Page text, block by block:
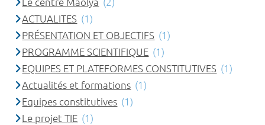
ACTUALITES (1)
PRÉSENTATION ET OBJECTIFS (1)
PROGRAMME SCIENTIFIQUE (1)
EQUIPES ET PLATEFORMES CONSTITUTIVES (1)
Actualités et formations (1)
Equipes constitutives (1)
Le projet TIE (1)